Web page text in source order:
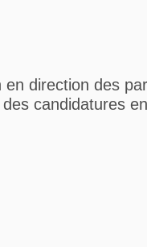
direction des
candidatures